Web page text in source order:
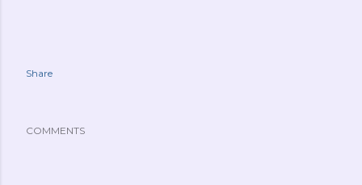
Share
COMMENTS